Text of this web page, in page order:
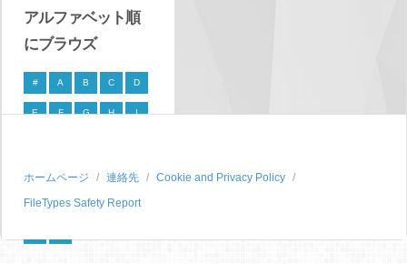
アルファベット順
にブラウズ
# A B C D
E F G H I
P Q R S
T U V W X
ホームページ 連絡先
Cookie and Privacy Policy
FileTypes Safety Report